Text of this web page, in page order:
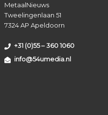
MetaalNieuws
Tweelingenlaan 51
7324 AP Apeldoorn
+31 (0)55 – 360 1060
info@54umedia.nl